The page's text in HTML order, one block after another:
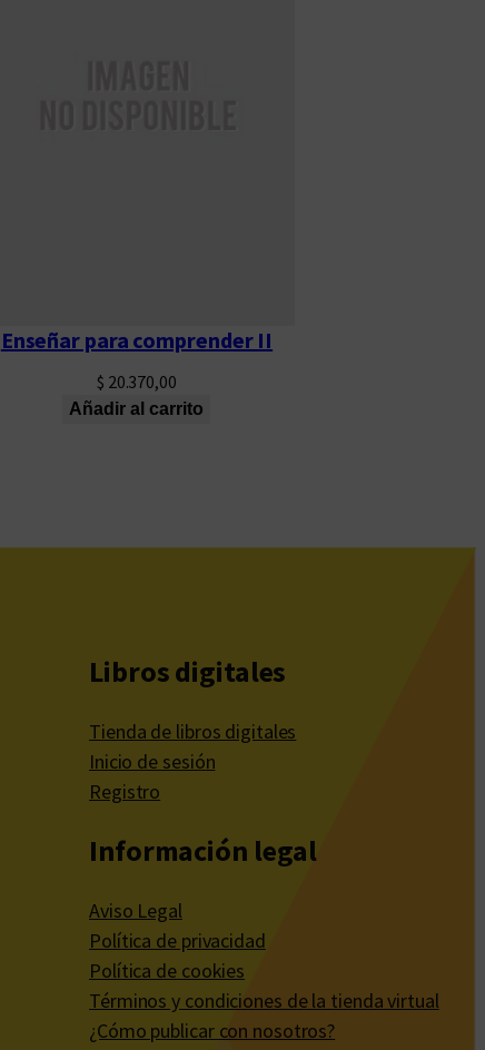
Enseñar para comprender II
$ 20.370,00
Añadir al carrito
Libros digitales
Tienda de libros digitales
Inicio de sesión
Registro
Información legal
Aviso Legal
Política de privacidad
Política de cookies
Términos y condiciones de la tienda virtual
¿Cómo publicar con nosotros?